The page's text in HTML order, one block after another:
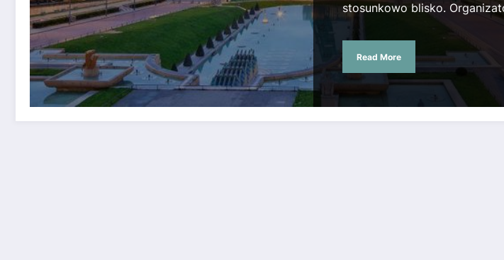
stosunkowo blisko.
Read More